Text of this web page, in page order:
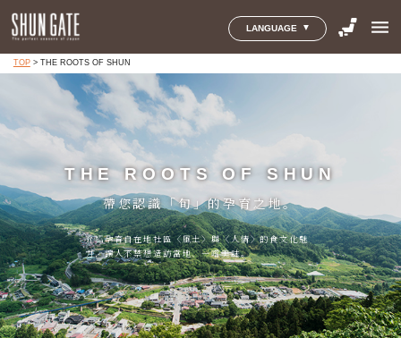
LANGUAGE menu
TOP> THE ROOTS OF SHUN
THE ROOTS OF SHUN
帶您認識「旬」的孕育之地。
介紹孕育自在地社區〈風土〉與〈人情〉的食文化魅
力，讓人不禁想造訪當地、一嚐美味。